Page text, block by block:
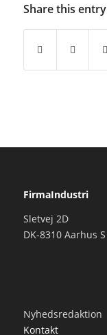
Share this entry
FirmaIndustri
Sletvej 2D
DK-8310 Aarhus S
Nyhedsredaktion
Kontakt